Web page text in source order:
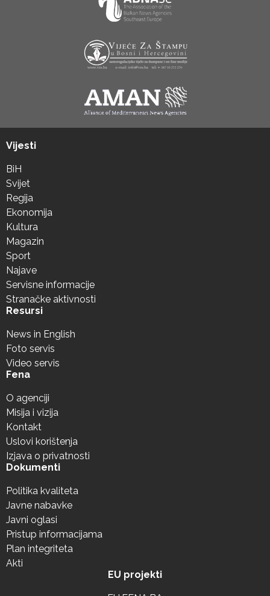
Vijesti
BiH
Svijet
Regija
Ekonomija
Kultura
Magazin
Sport
Najave
Servisne informacije
Stranačke aktivnosti
Resursi
News in English
Foto servis
Video servis
Fena
O agenciji
Misija i vizija
Kontakt
Uslovi korištenja
Izjava o privatnosti
Dokumenti
Politika kvaliteta
Javne nabavke
Javni oglasi
Pristup informacijama
Plan integriteta
Akti
EU projekti